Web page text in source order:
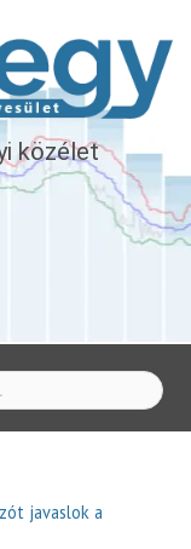
közélet
javaslok a